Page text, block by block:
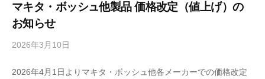
マキタ・ボッシュ他製品 価格改定（値上げ）の
お知らせ
2026年3月10日
ビ
2026年4月1日よりマキタ・ボッシュ他各メーカーでの価格改定